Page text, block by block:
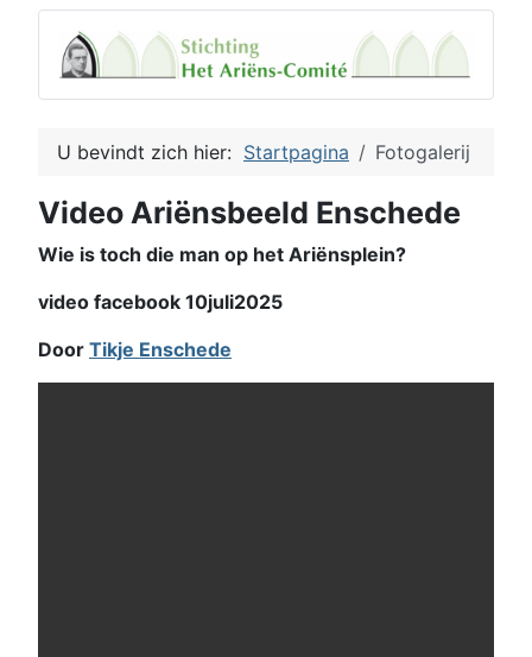
U bevindt zich hier: Startpagina Fotogalerij
Video Ariënsbeeld Enschede
Wie is toch die man op het Ariënsplein?
video facebook 10juli2025
Door Tikje Enschede